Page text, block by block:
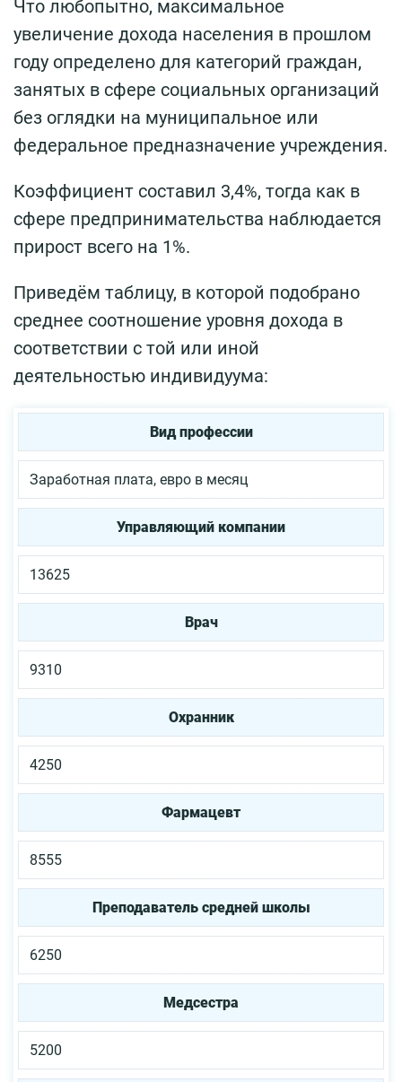
Что любопытно, максимальное
увеличение дохода населения в прошлом
году определено для категорий граждан,
занятых в сфере социальных организаций
без оглядки на муниципальное или
федеральное предназначение учреждения.
Коэффициент составил 3,4%, тогда как в
сфере предпринимательства наблюдается
прирост всего на 1%.
Приведём таблицу, в которой подобрано
среднее соотношение уровня дохода в
соответствии с той или иной
деятельностью индивидуума:
Вид профессии
Заработная плата, евро в месяц
Управляющий компании
13625
Врач
9310
Охранник
4250
Фармацевт
8555
Преподаватель средней школы
6250
Медсестра
5200